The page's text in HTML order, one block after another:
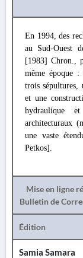
En 1994, des
au Sud-Ouest
[1983] Chron.,
même époque :
trois sépultures,
et une
hydraulique
architecturaux
une vaste
Petkos].
Mise en ligne
Bulletin de
Édition
Samia Samara